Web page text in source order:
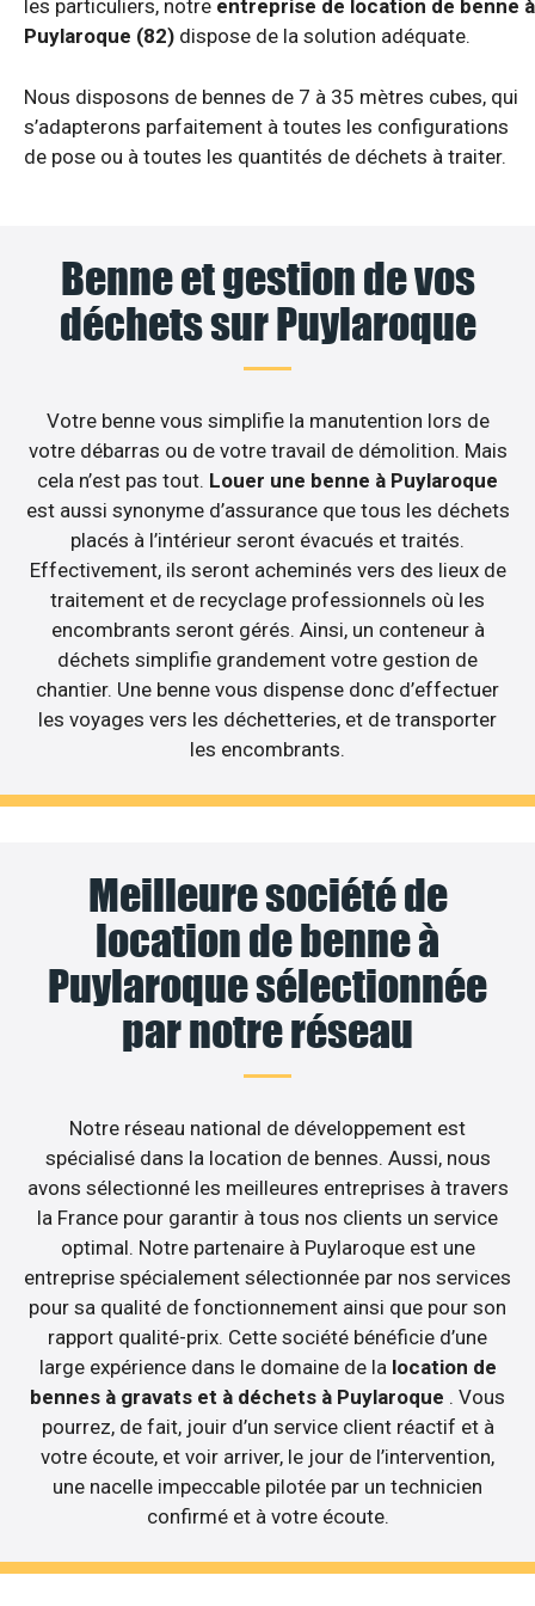
les particuliers, notre entreprise de location de benne à
Puylaroque (82) dispose de la solution adéquate.
Nous disposons de bennes de 7 à 35 mètres cubes, qui
s’adapterons parfaitement à toutes les configurations
de pose ou à toutes les quantités de déchets à traiter.
Benne et gestion de vos
déchets sur Puylaroque
Votre benne vous simplifie la manutention lors de
votre débarras ou de votre travail de démolition. Mais
cela n’est pas tout. Louer une benne à Puylaroque
est aussi synonyme d’assurance que tous les déchets
placés à l’intérieur seront évacués et traités.
Effectivement, ils seront acheminés vers des lieux de
traitement et de recyclage professionnels où les
encombrants seront gérés. Ainsi, un conteneur à
déchets simplifie grandement votre gestion de
chantier. Une benne vous dispense donc d’effectuer
les voyages vers les déchetteries, et de transporter
les encombrants.
Meilleure société de
location de benne à
Puylaroque sélectionnée
par notre réseau
Notre réseau national de développement est
spécialisé dans la location de bennes. Aussi, nous
avons sélectionné les meilleures entreprises à travers
la France pour garantir à tous nos clients un service
optimal. Notre partenaire à Puylaroque est une
entreprise spécialement sélectionnée par nos services
pour sa qualité de fonctionnement ainsi que pour son
rapport qualité-prix. Cette société bénéficie d’une
large expérience dans le domaine de la location de
bennes à gravats et à déchets à Puylaroque . Vous
pourrez, de fait, jouir d’un service client réactif et à
votre écoute, et voir arriver, le jour de l’intervention,
une nacelle impeccable pilotée par un technicien
confirmé et à votre écoute.